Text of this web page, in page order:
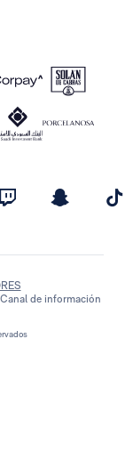
Canal de información